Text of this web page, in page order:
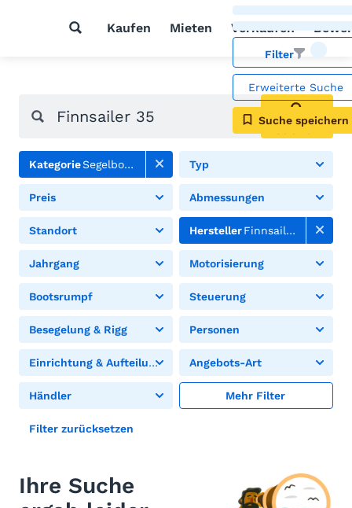
Kaufen Mieten Verkaufen
Filter
Erweiterte Suche
Suche speichern
Suchen
KategorieSegelboote Typ
Preis Abmessungen
Standort HerstellerFinnsailer
Jahrgang Motorisierung
Bootsrumpf Steuerung
Besegelung & Rigg Personen
Einrichtung & Aufteilung Angebots-Art
Händler Mehr Filter
Filter zurücksetzen
Ihre Suche